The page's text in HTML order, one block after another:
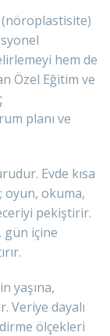
hem de
Özel Eğitim ve
planı ve
Evde kısa
okuma,
pekiştirir.
gün içine
yaşına,
Veriye dayalı
ölçekleri